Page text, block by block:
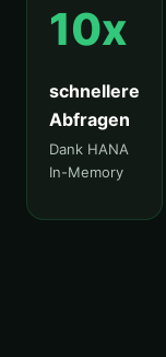
10x
schnellere
Abfragen
Dank HANA
In-Memory